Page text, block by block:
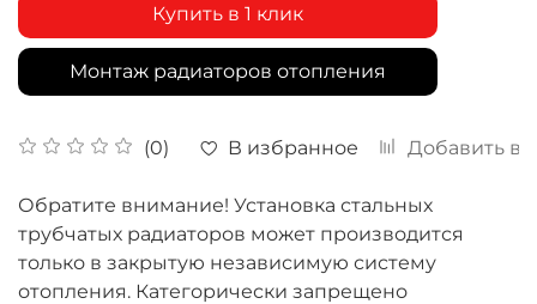
(0) В избранное Добавить в
Купить в 1 клик
Монтаж радиаторов отопления
Обратите внимание! Установка стальных
трубчатых радиаторов может производится
только в закрытую независимую систему
отопления. Категорически запрещено